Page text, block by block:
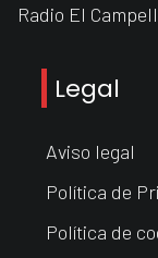
Radio El
Legal
Aviso legal
Política de
Política de